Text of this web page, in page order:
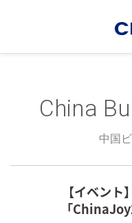
China
中国
【イベン
「